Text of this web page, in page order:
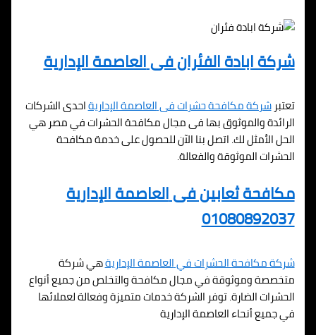
شركة ابادة الفئران فىالعاصمة الإدارية
تعتبرشركة مكافحة حشرات فىالعاصمة الإداريةاحدى الشركات
الرائدة والموثوق بها فى مجال مكافحة الحشرات في مصر هي
الحل الأمثل لك. اتصل بنا الآن للحصول على خدمة مكافحة
الحشرات الموثوقة والفعالة.
مكافحة ثعابين فىالعاصمة الإدارية
01080892037
شركة مكافحة الحشرات فيالعاصمة الإداريةهي شركة
متخصصة وموثوقة في مجال مكافحة والتخلص من جميع أنواع
الحشرات الضارة. توفر الشركة خدمات متميزة وفعالة لعملائها
في جميع أنحاءالعاصمة الإدارية